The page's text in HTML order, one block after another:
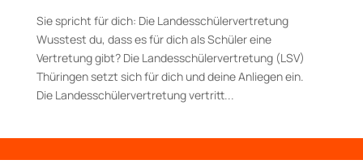
Sie spricht für dich: Die Landesschüler­ver­tretung
Wusstest du, dass es für dich als Schüler eine
Vertretung gibt? Die Landesschüler­ver­tretung (LSV)
Thüringen setzt sich für dich und deine Anliegen ein.
Die Landesschülervertretung vertritt...